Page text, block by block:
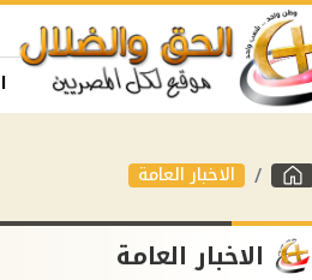
الاخبار العامة
الاخبار العامة